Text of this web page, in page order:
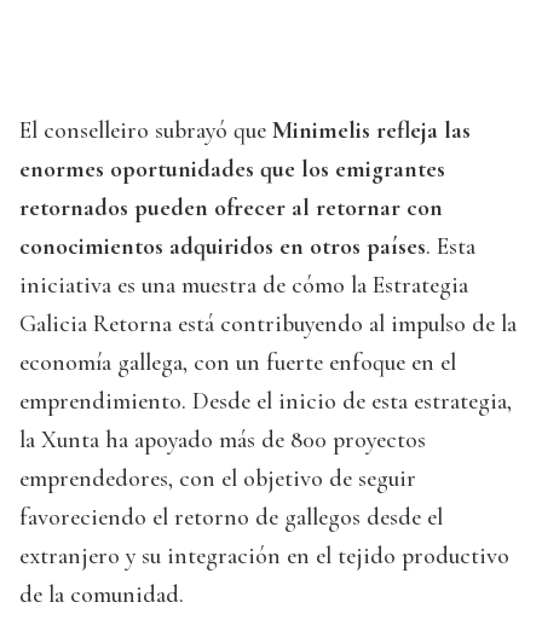
El conselleiro subrayó que Minimelis refleja las
enormes oportunidades que los emigrantes
retornados pueden ofrecer al retornar con
conocimientos adquiridos en otros países. Esta
iniciativa es una muestra de cómo la Estrategia
Galicia Retorna está contribuyendo al impulso de la
economía gallega, con un fuerte enfoque en el
emprendimiento. Desde el inicio de esta estrategia,
la Xunta ha apoyado más de 800 proyectos
emprendedores, con el objetivo de seguir
favoreciendo el retorno de gallegos desde el
extranjero y su integración en el tejido productivo
de la comunidad.